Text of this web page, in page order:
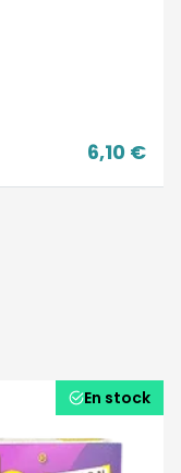
6,10 €
En stock